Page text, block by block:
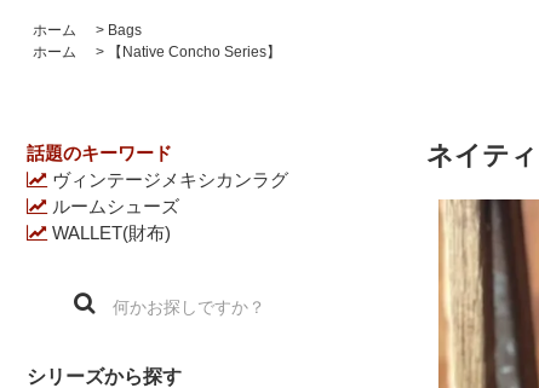
ホーム > Bags
ホーム
> 【Native Concho Series】
話題のキーワード
ヴィンテージメキシカンラグ
ルームシューズ
WALLET(財布)
シリーズから探す
ネイテ